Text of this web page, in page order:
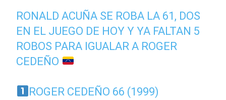
RONALD ACUÑA SE ROBA LA 61, DOS
EN EL JUEGO DE HOY Y YA FALTAN 5
ROBOS PARA IGUALAR A ROGER
CEDEÑO
ROGER CEDEÑO 66 (1999)